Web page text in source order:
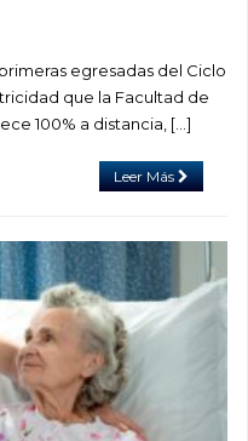
egresadas del Ciclo
que la Facultad de
100% a distancia, […]
Leer Más